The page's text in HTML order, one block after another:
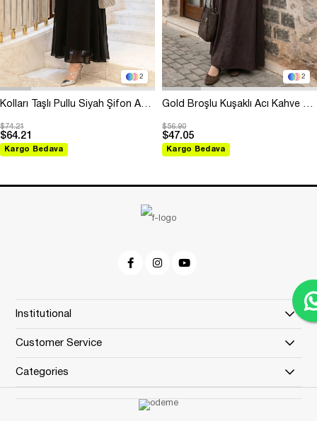
2
$74.21
$64.21
Kargo Bedava
2
$56.90
$47.05
Kargo Bedava
Institutional
Customer Service
Categories